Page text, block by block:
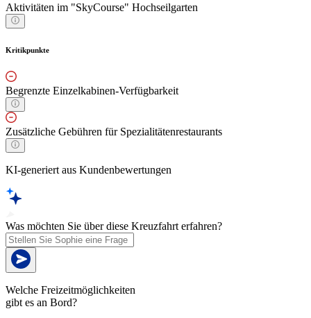
Aktivitäten im "SkyCourse" Hochseilgarten
Kritikpunkte
Begrenzte Einzelkabinen-Verfügbarkeit
Zusätzliche Gebühren für Spezialitätenrestaurants
KI-generiert aus Kundenbewertungen
Was möchten Sie über diese Kreuzfahrt erfahren?
Welche Freizeitmöglichkeiten
gibt es an Bord?